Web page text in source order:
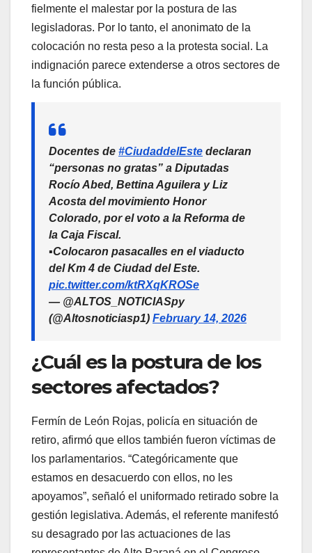
fielmente el malestar por la postura de las
legisladoras. Por lo tanto, el anonimato de la
colocación no resta peso a la protesta social. La
indignación parece extenderse a otros sectores de
la función pública.
Docentes de #CiudaddelEste declaran
“personas no gratas” a Diputadas
Rocío Abed, Bettina Aguilera y Liz
Acosta del movimiento Honor
Colorado, por el voto a la Reforma de
la Caja Fiscal.
▪️Colocaron pasacalles en el viaducto
del Km 4 de Ciudad del Este.
pic.twitter.com/ktRXqKROSe
— @ALTOS_NOTICIASpy
(@Altosnoticiasp1) February 14, 2026
¿Cuál es la postura de los
sectores afectados?
Fermín de León Rojas, policía en situación de
retiro, afirmó que ellos también fueron víctimas de
los parlamentarios. “Categóricamente que
estamos en desacuerdo con ellos, no les
apoyamos”, señaló el uniformado retirado sobre la
gestión legislativa. Además, el referente manifestó
su desagrado por las actuaciones de las